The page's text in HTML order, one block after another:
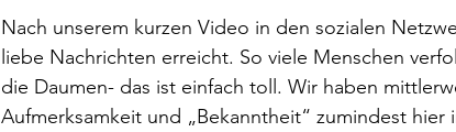
Nach unserem kurzen Video in den sozialen
liebe Nachrichten erreicht. So viele Menschen
die Daumen- das ist einfach toll. Wir haben
Aufmerksamkeit und „Bekanntheit“ zumindest